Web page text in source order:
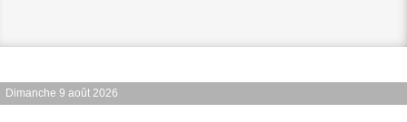
Dimanche 9 août 2026